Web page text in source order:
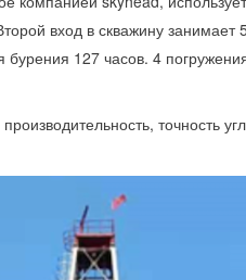
вход в скважину
127 часов. 4
точность